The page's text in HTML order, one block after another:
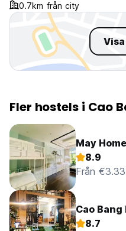
0.7km från city
Fler hostels i Cao
May
8.9
Från €3.33
Cao Bang
8.7